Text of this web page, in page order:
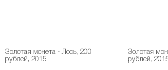
Золотая монета - Лось, 200
рублей, 2015
Золотая
рублей,